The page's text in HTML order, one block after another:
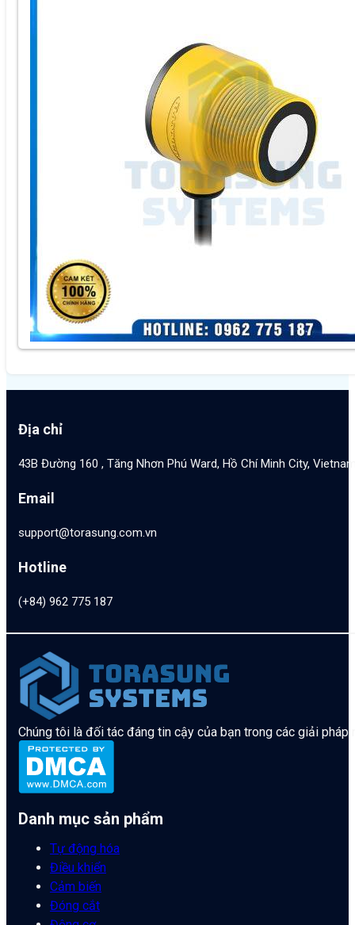
Địa chỉ
43B Đường 160 , Tăng Nhơn Phú Ward, Hồ Chí Minh City,
Email
support@torasung.com.vn
Hotline
(+84) 962 775 187
Chúng tôi là đối tác đáng tin cậy của bạn trong các giải pháp
Danh mục sản phẩm
Tự động hóa
Điều khiển
Cảm biến
Đóng cắt